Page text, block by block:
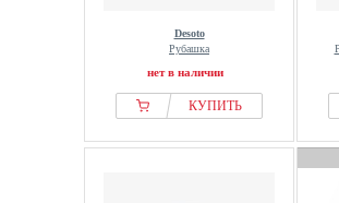
Desoto
Рубашка
нет в наличии
КУПИТЬ